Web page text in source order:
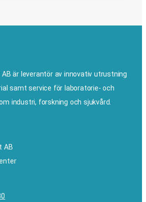
är leverantör av innovativ utrustning
samt service för laboratorie- och
industri, forskning och sjukvård.
AB